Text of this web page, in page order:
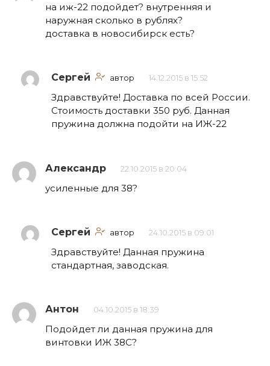
на иж-22 подойдет? внутренняя и
наружная сколько в рублях?
доставка в новосибирск есть?
Сергей автор 14.12.2015 в 15:52
Здравствуйте! Доставка по всей России.
Стоимость доставки 350 руб. Данная
пружина должна подойти на ИЖ-22
Александр 22.10.2015 в 20:04
усиленные для 38?
Сергей автор 24.10.2015 в 09:01
Здравствуйте! Данная пружина
стандартная, заводская.
Антон 04.10.2015 в 18:39
Подойдет ли данная пружина для
винтовки ИЖ 38С?